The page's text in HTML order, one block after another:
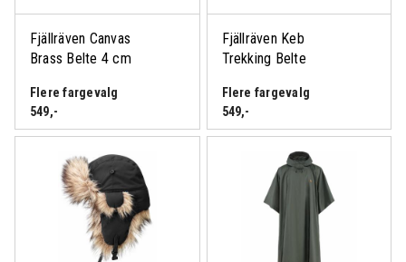
Fjällräven Canvas
Brass Belte 4 cm
Flere fargevalg
549,-
Fjällräven Keb
Trekking Belte
Flere fargevalg
549,-